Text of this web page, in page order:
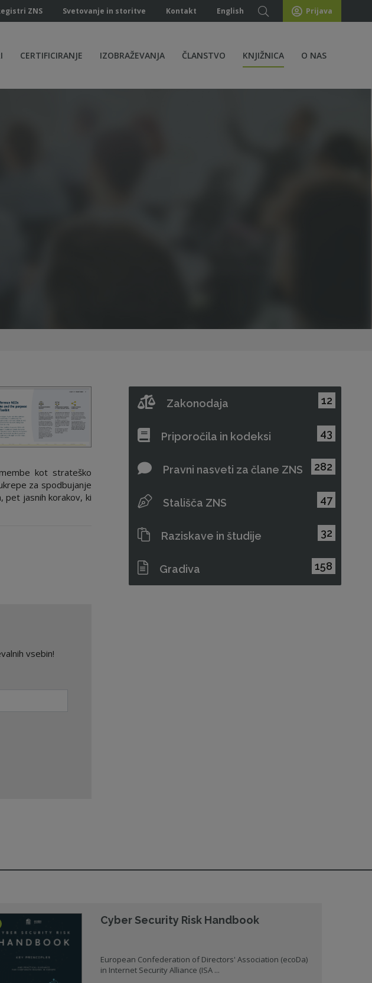
ZNS Svetovanje in storitve Kontakt English Prijava
CERTIFICIRANJE IZOBRAŽEVANJA ČLANSTVO KNJIŽNICA O NAS
kot strateško
za spodbujanje
pet jasnih korakov, ki
vsebin!
Zakonodaja 12
Priporočila in kodeksi 43
Pravni nasveti za člane ZNS 282
Stališča ZNS 47
Raziskave in študije 32
Gradiva 158
Cyber Security Risk Handbook
European Confederation of Directors' Association (ecoDa)
in Internet Security Alliance (ISA ...